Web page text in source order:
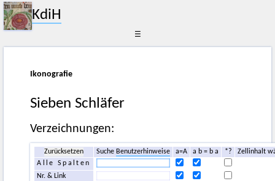
KdiH
☰
Ikonografie
Sieben Schläfer
Verzeichnungen:
Zurücksetzen SucheBenutzerhinweise a=A a b = b a *?
Zellinhalt
Alle Spalten
Nr. & Link